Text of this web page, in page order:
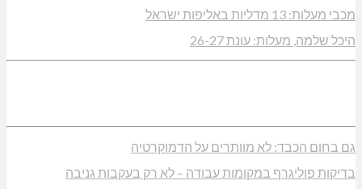
מכבי מעלות: 13 מדליות באליפות ישראל
היכל שלמה, מעלות: עונת 26-27
גם בחום הכבד: לא מוותרים על הדמוקרטיה
בדיקות פוליגרף במקומות עבודה – לא רק בעקבות גניבה